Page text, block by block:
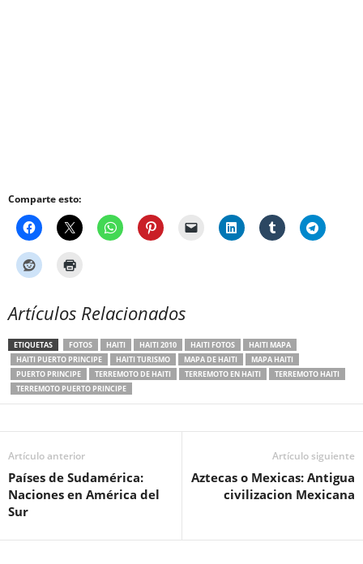
Comparte esto:
Artículos Relacionados
ETIQUETAS FOTOS HAITI HAITI 2010 HAITI FOTOS
HAITI MAPA
HAITI PUERTO PRINCIPE
HAITI TURISMO MAPA DE HAITI
MAPA HAITI
PUERTO PRINCIPE
TERREMOTO DE HAITI TERREMOTO EN HAITI
TERREMOTO HAITI
TERREMOTO PUERTO PRINCIPE
Artículo anterior
Países de Sudamérica:
Naciones en América del
Sur
Artículo siguiente
Aztecas o Mexicas: Antigua
civilizacion Mexicana